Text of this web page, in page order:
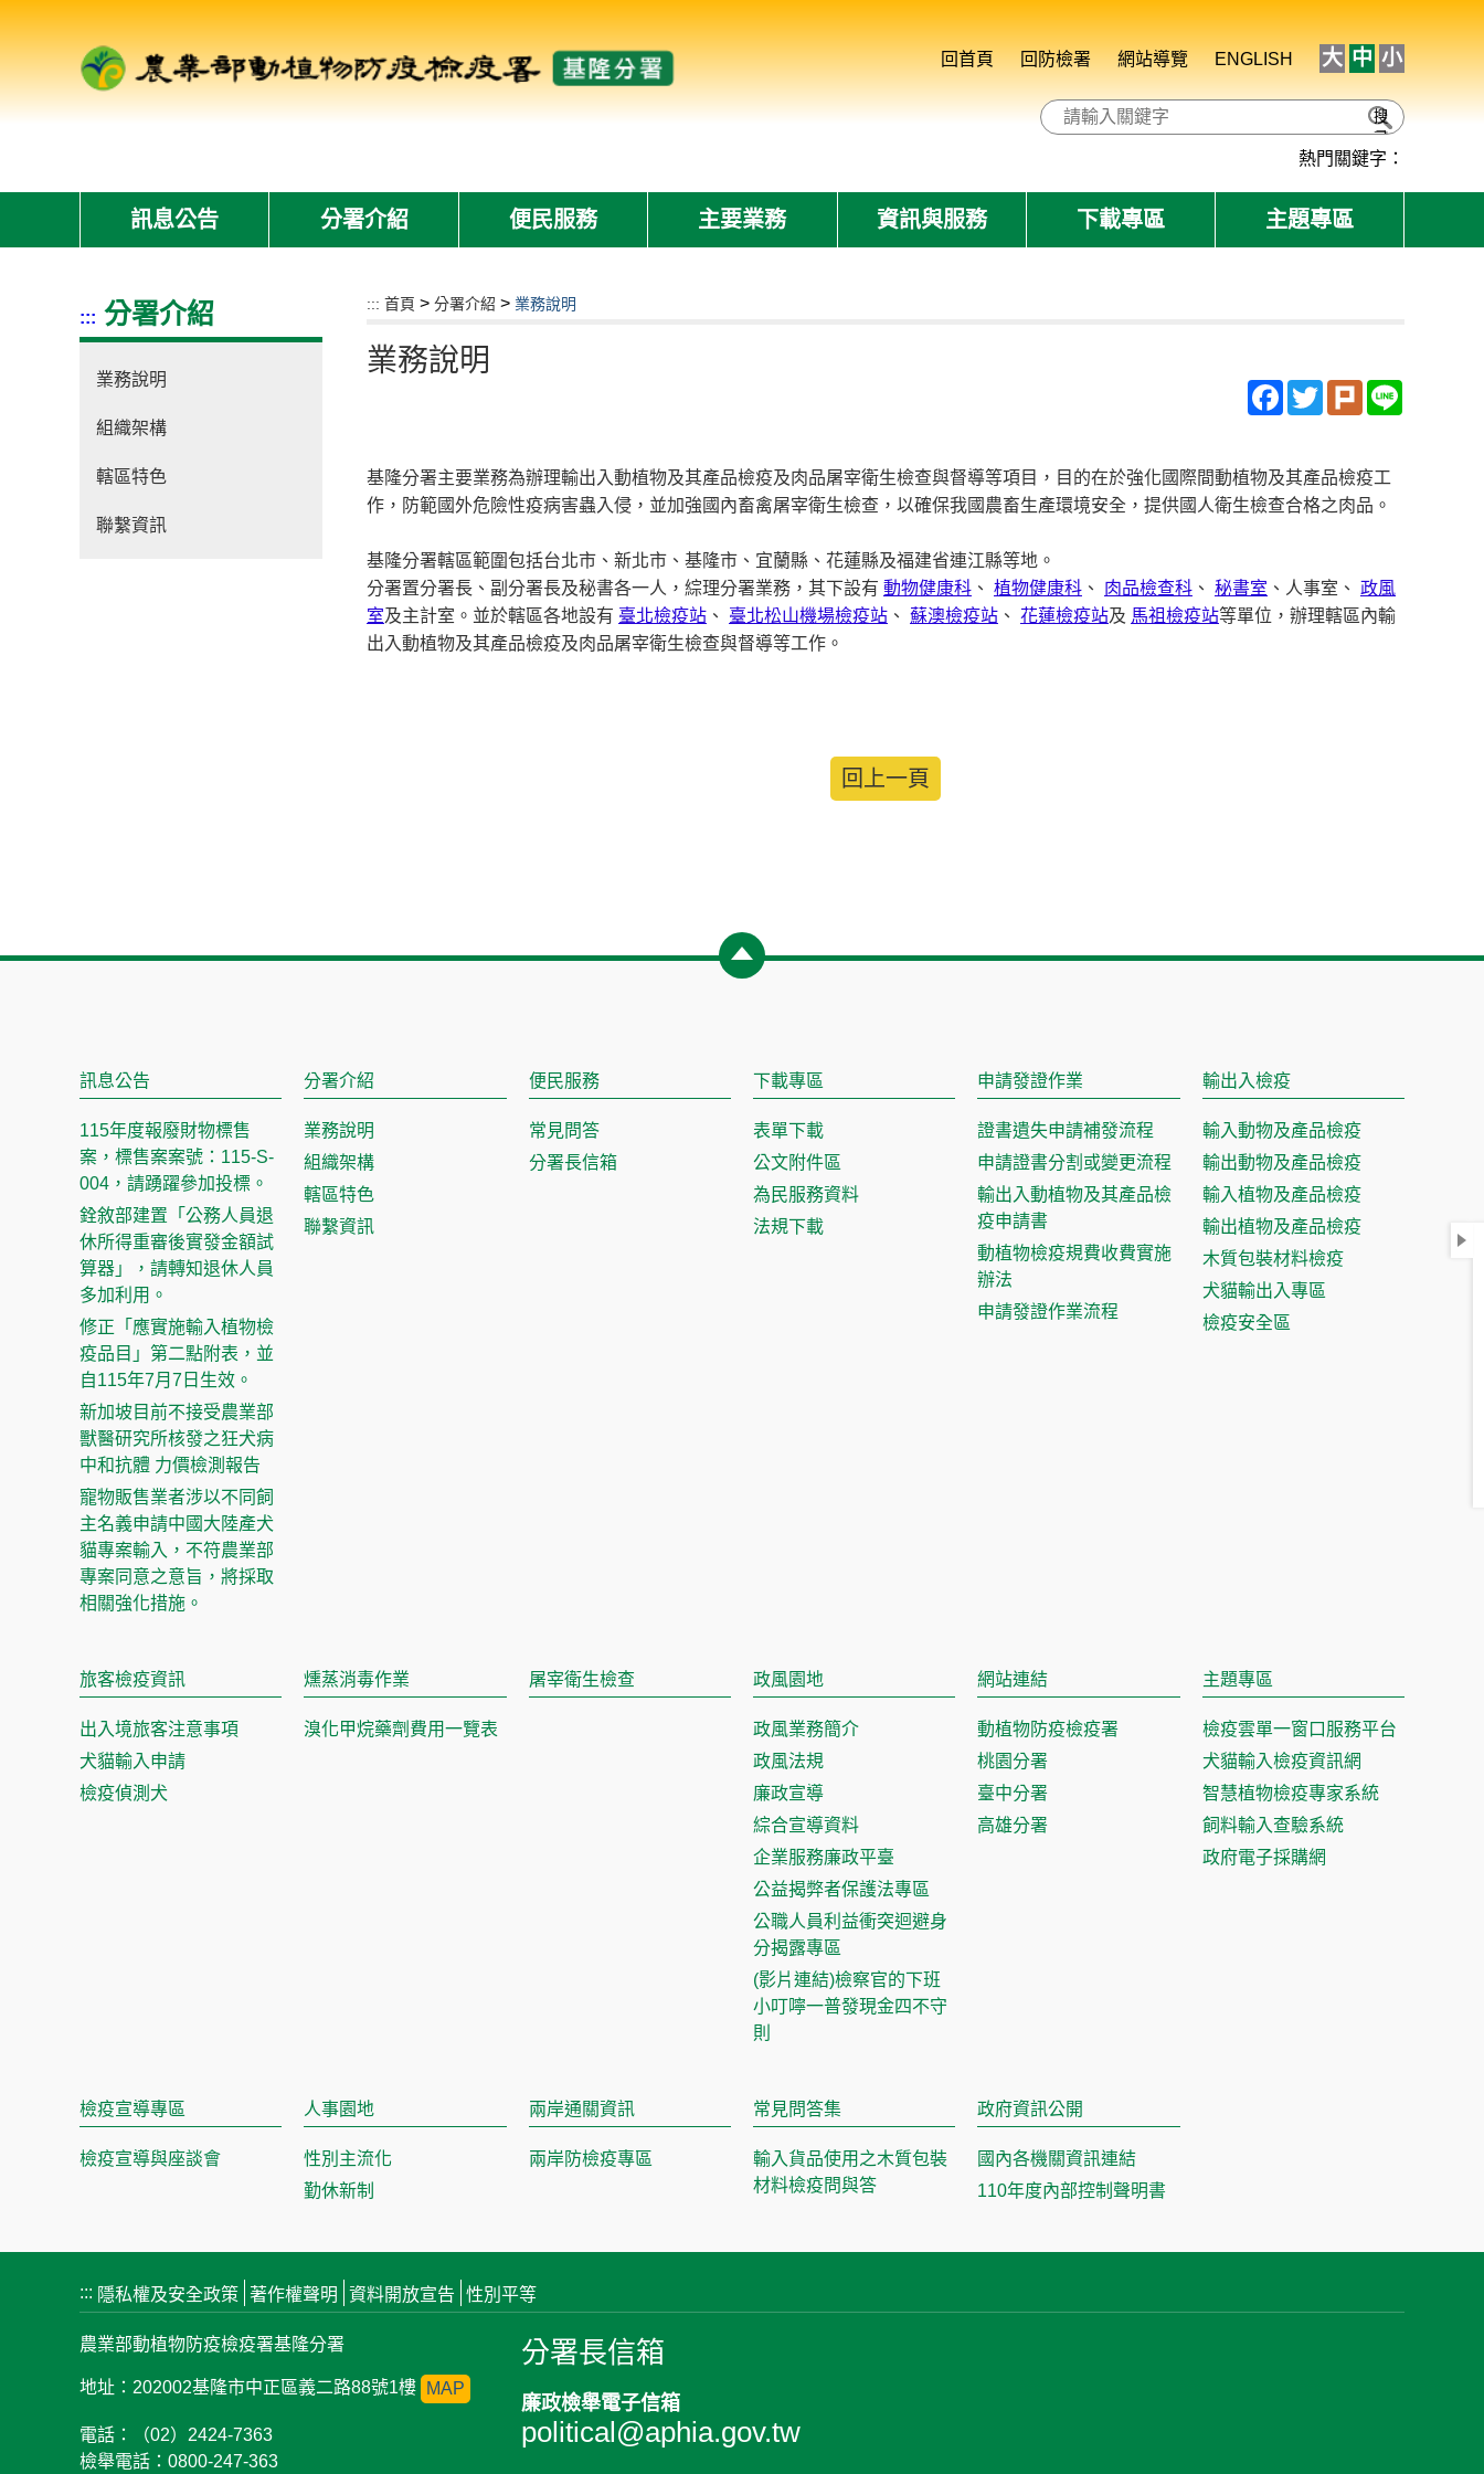
回首頁 回防檢署 網站導覽 ENGLISH 大 中 小
搜
尋
熱門關鍵字：
訊息公告 分署介紹 便民服務 主要業務 資訊與服務 下載專區 主題專區
::: 分署介紹
業務說明
組織架構
轄區特色
聯繫資訊
::: 首頁 > 分署介紹 > 業務說明
業務說明
Facebook
TwitterPlurk
基隆分署主要業務為辦理輸出入動植物及其產品檢疫及肉品屠宰衛生檢查與督導等項目，目的在於強化國際間動植物及其產品檢疫工
作，防範國外危險性疫病害蟲入侵，並加強國內畜禽屠宰衛生檢查，以確保我國農畜生產環境安全，提供國人衛生檢查合格之肉品。
基隆分署轄區範圍包括台北市、新北市、基隆市、宜蘭縣、花蓮縣及福建省連江縣等地。
分署置分署長、副分署長及秘書各一人，綜理分署業務，其下設有 動物健康科 、 植物健康科 、 肉品檢查科 、 秘書室 、人事室、 政風
室及主計室。並於轄區各地設有 臺北檢疫站 、 臺北松山機場檢疫站 、 蘇澳檢疫站 、 花蓮檢疫站及 馬祖檢疫站等單位，辦理轄區內輸
出入動植物及其產品檢疫及肉品屠宰衛生檢查與督導等工作。
回上一頁
訊息公告
115年度報廢財物標售
案，標售案案號：115-S-
004，請踴躍參加投標。
銓敘部建置「公務人員退
休所得重審後實發金額試
算器」，請轉知退休人員
多加利用。
修正「應實施輸入植物檢
疫品目」第二點附表，並
自115年7月7日生效。
新加坡目前不接受農業部
獸醫研究所核發之狂犬病
中和抗體 力價檢測報告
寵物販售業者涉以不同飼
主名義申請中國大陸產犬
貓專案輸入，不符農業部
專案同意之意旨，將採取
相關強化措施。
分署介紹
業務說明
組織架構
轄區特色
聯繫資訊
便民服務
常見問答
分署長信箱
下載專區
表單下載
公文附件區
為民服務資料
法規下載
申請發證作業
證書遺失申請補發流程
申請證書分割或變更流程
輸出入動植物及其產品檢
疫申請書
動植物檢疫規費收費實施
辦法
申請發證作業流程
輸出入檢疫
輸入動物及產品檢疫
輸出動物及產品檢疫
輸入植物及產品檢疫
輸出植物及產品檢疫
木質包裝材料檢疫
犬貓輸出入專區
檢疫安全區
旅客檢疫資訊
出入境旅客注意事項
犬貓輸入申請
檢疫偵測犬
燻蒸消毒作業
溴化甲烷藥劑費用一覽表
屠宰衛生檢查 政風園地
政風業務簡介
政風法規
廉政宣導
綜合宣導資料
企業服務廉政平臺
公益揭弊者保護法專區
公職人員利益衝突迴避身
分揭露專區
(影片連結)檢察官的下班
小叮嚀一普發現金四不守
則
網站連結
動植物防疫檢疫署
桃園分署
臺中分署
高雄分署
主題專區
檢疫雲單一窗口服務平台
犬貓輸入檢疫資訊網
智慧植物檢疫專家系統
飼料輸入查驗系統
政府電子採購網
檢疫宣導專區
檢疫宣導與座談會
人事園地
性別主流化
勤休新制
兩岸通關資訊
兩岸防檢疫專區
常見問答集
輸入貨品使用之木質包裝
材料檢疫問與答
政府資訊公開
國內各機關資訊連結
110年度內部控制聲明書
::: 隱私權及安全政策 著作權聲明 資料開放宣告 性別平等
農業部動植物防疫檢疫署基隆分署
地址：202002基隆市中正區義二路88號1樓 MAP
電話：（02）2424-7363
檢舉電話：0800-247-363
分署長信箱
廉政檢舉電子信箱
political@aphia.gov.tw